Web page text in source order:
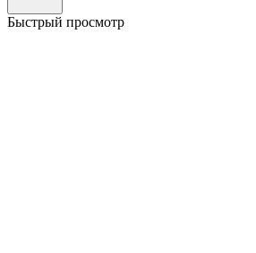
Быстрый просмотр